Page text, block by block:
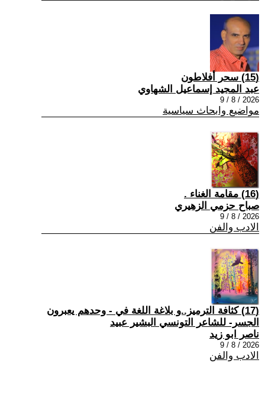
(15) سحر أفلاطون
عبد المجيد إسماعيل الشهاوي
2026 / 8 / 9
مواضيع وابحاث سياسية
(16) مقامة الغناء .
صباح حزمي الزهيري
2026 / 8 / 9
الادب والفن
(17) كثافة الترميز..و بلاغة اللغة في - وحدهم يعبرون
الجسر- للشاعر التونسي البشير عبيد
ناصر ابو زيد
2026 / 8 / 9
الادب والفن